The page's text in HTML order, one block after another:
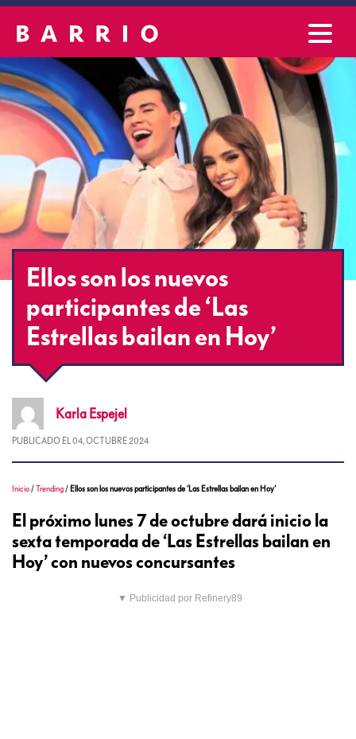
Ellos son los nuevos
participantes de ‘Las
Estrellas bailan en Hoy’
Karla Espejel
PUBLICADO EL 04, OCTUBRE 2024
Inicio /Trending / Ellos son los nuevos participantes de ‘Las Estrellas bailan en Hoy’
El próximo lunes 7 de octubre dará inicio la
sexta temporada de ‘Las Estrellas bailan en
Hoy’ con nuevos concursantes
▼ Publicidad por Refinery89